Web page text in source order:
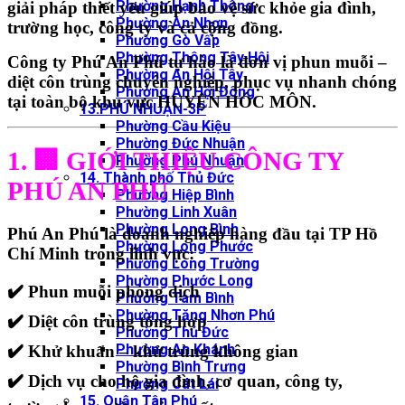
Phường Hạnh Thông
Phường An Nhơn
Phường Gò Vấp
Phường Thông Tây Hội
Phường An Hội Tây
Phường An Hội Đông
13.PHÚ NHUẬN-3P
Phường Cầu Kiệu
Phường Đức Nhuận
Phường Phú Nhuận
14. Thành phố Thủ Đức
Phường Hiệp Bình
Phường Linh Xuân
Phường Long Bình
Phường Long Phước
Phường Long Trường
Phường Phước Long
Phường Tam Bình
Phường Tăng Nhơn Phú
Phường Thủ Đức
Phường An Khánh
Phường Bình Trưng
Phường Cát Lái
15. Quận Tân Phú
giải pháp thiết yếu giúp bảo vệ sức khỏe gia đình,
trường học, công ty và cả cộng đồng.
Công ty Phú An Phútự hào là đơn vị phun muỗi –
diệt côn trùng chuyên nghiệp, phục vụ nhanh chóng
tại toàn bộ khu vựcHUYỆN HÓC MÔN.
1. 🏢 GIỚI THIỆU CÔNG TY
PHÚ AN PHÚ
Phú An Phú là doanh nghiệp hàng đầu tại TP Hồ
Chí Minh trong lĩnh vực:
✔️ Phun muỗi phòng dịch
✔️ Diệt côn trùng tổng hợp
✔️ Khử khuẩn – khử trùng không gian
✔️ Dịch vụ cho hộ gia đình, cơ quan, công ty,